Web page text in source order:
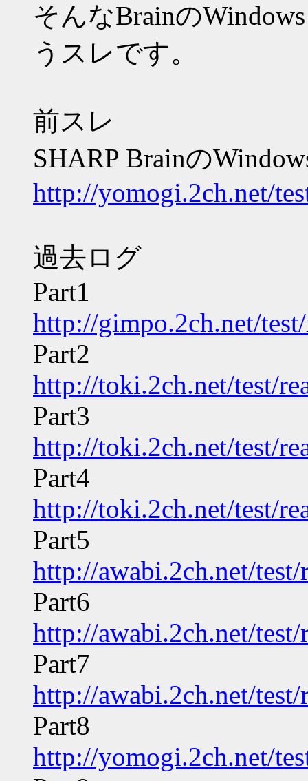
そんなBrainの
うスレです。
前スレ
SHARP Brainの
http://yomogi.2ch.net/
過去ログ
Part1
http://gimpo.2ch.net/
Part2
http://toki.2ch.net/test/
Part3
http://toki.2ch.net/test/
Part4
http://toki.2ch.net/test/
Part5
http://awabi.2ch.net/
Part6
http://awabi.2ch.net/
Part7
http://awabi.2ch.net/
Part8
http://yomogi.2ch.net/